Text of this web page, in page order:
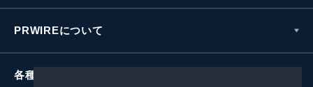
PRWIREについて
各種お問い合わせ